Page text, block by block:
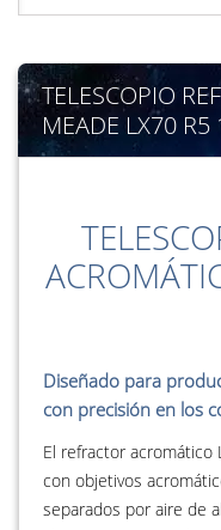
TELESCOPIO
MEADE LX70
Diseñado para
con precisión en los
El refractor acromático
con objetivos
separados por aire de